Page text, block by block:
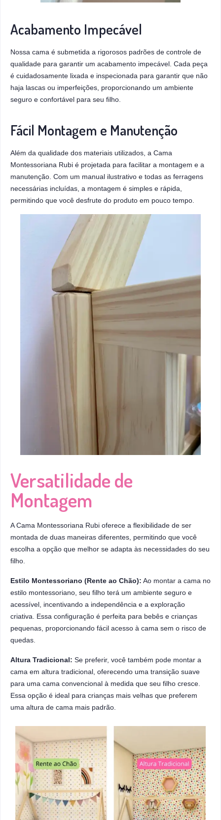
Acabamento Impecável
Nossa cama é submetida a rigorosos padrões de controle de
qualidade para garantir um acabamento impecável. Cada peça
é cuidadosamente lixada e inspecionada para garantir que não
haja lascas ou imperfeições, proporcionando um ambiente
seguro e confortável para seu filho.
Fácil Montagem e Manutenção
Além da qualidade dos materiais utilizados, a Cama
Montessoriana Rubi é projetada para facilitar a montagem e a
manutenção. Com um manual ilustrativo e todas as ferragens
necessárias incluídas, a montagem é simples e rápida,
permitindo que você desfrute do produto em pouco tempo.
Versatilidade de
Montagem
A Cama Montessoriana Rubi oferece a flexibilidade de ser
montada de duas maneiras diferentes, permitindo que você
escolha a opção que melhor se adapta às necessidades do seu
filho.
Estilo Montessoriano (Rente ao Chão): Ao montar a cama no
estilo montessoriano, seu filho terá um ambiente seguro e
acessível, incentivando a independência e a exploração
criativa. Essa configuração é perfeita para bebês e crianças
pequenas, proporcionando fácil acesso à cama sem o risco de
quedas.
Altura Tradicional: Se preferir, você também pode montar a
cama em altura tradicional, oferecendo uma transição suave
para uma cama convencional à medida que seu filho cresce.
Essa opção é ideal para crianças mais velhas que preferem
uma altura de cama mais padrão.